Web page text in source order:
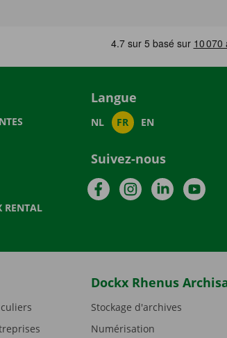
RENTAL
Langue
NL FR EN
Suivez-nous
FacebookInstagramLinkedIn
Dockx Rhenus
Stockage d'archives
Numérisation